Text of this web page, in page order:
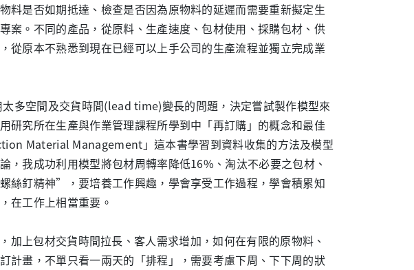
料是否如期抵達、檢查是否因為原物料的延遲而需要重新擬定生
案。不同的產品，從原料、生產速度、包材使用、採購包材、供
從原本不熟悉到現在已經可以上手公司的生產流程並獨立完成業
多空間及交貨時間(lead time)變長的問題，決定嘗試製作模型來
研究所在生產與作業管理課程所學到中「再訂購」的概念和最佳
Material Management」這本書學習到資料收集的方法及模型
，我成功利用模型將包材周轉率降低16%、淘汰不必要之包材、
絲釘精神”，要培養工作興趣，學會享受工作過程，學會積累知
在工作上相當重要。
上包材交貨時間拉長、客人需求增加，如何在有限的原物料、
計畫，不單只看一兩天的「排程」，需要考慮下周、下下周的狀